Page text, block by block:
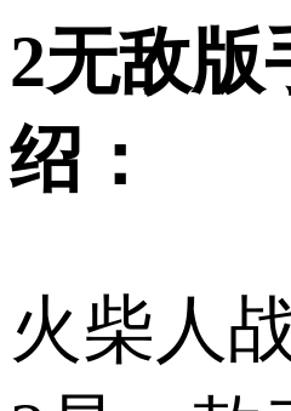
2无敌版
绍：
火柴人